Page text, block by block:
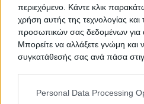
περιεχόμενο. Κάντε κλικ
χρήση αυτής της τεχνολογίας
προσωπικών σας δεδομένων για
Μπορείτε να αλλάξετε γνώμη και
συγκατάθεσής σας ανά πάσα
Personal Data Processing
Προτεινόμενα Ακίνητα
HOT
Πολλώνια,